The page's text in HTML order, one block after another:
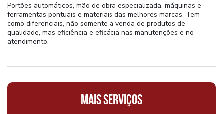
Portões automáticos, mão de obra especializada, máquinas e
ferramentas pontuais e materiais das melhores marcas. Tem
como diferenciais, não somente a venda de produtos de
qualidade, mas eficiência e eficácia nas manutenções e no
atendimento.
MAIS SERVIÇOS